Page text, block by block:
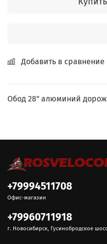
Добавить в сравнение
Обод 28" алюминий
+79994511708
Офис-магазин
+79960711918
г. Новосибирск, Гусинобродское